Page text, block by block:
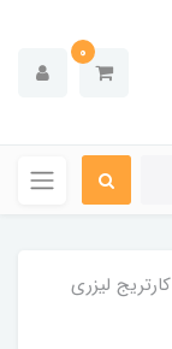
0
کارتریج لیزری